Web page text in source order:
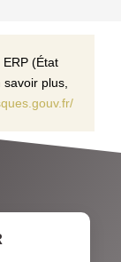
(État
plus,